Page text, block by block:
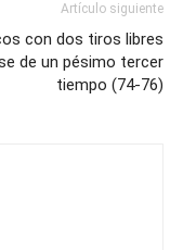
Artículo siguiente
con dos tiros libres
de un pésimo tercer
tiempo (74-76)